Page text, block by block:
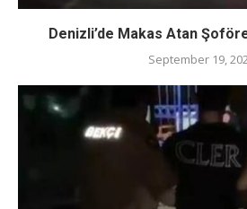
Denizli’de Makas Atan
September 19,